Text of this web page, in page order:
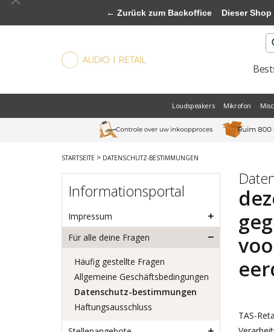
Loudspeakers Mikrofon
STARTSEITE > DATENSCHUTZ-BESTIMMUNGEN
TAS-
Informationsportal
Impressum
Für alle deine Fragen
Häufig gestellte Fragen
Allgemeine Geschäftsbedingungen
Datenschutz-bestimmungen
Haftungsausschluss
← Zurück zum BackofficeDieser Shop